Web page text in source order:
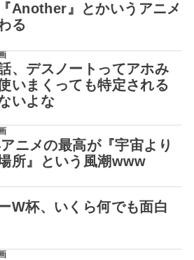
Another』とかいうアニメ
る
、デスノートってアホみ
いまくっても特定される
いよな
ニメの最高が『宇宙より
所』という風潮www
W杯、いくら何でも面白